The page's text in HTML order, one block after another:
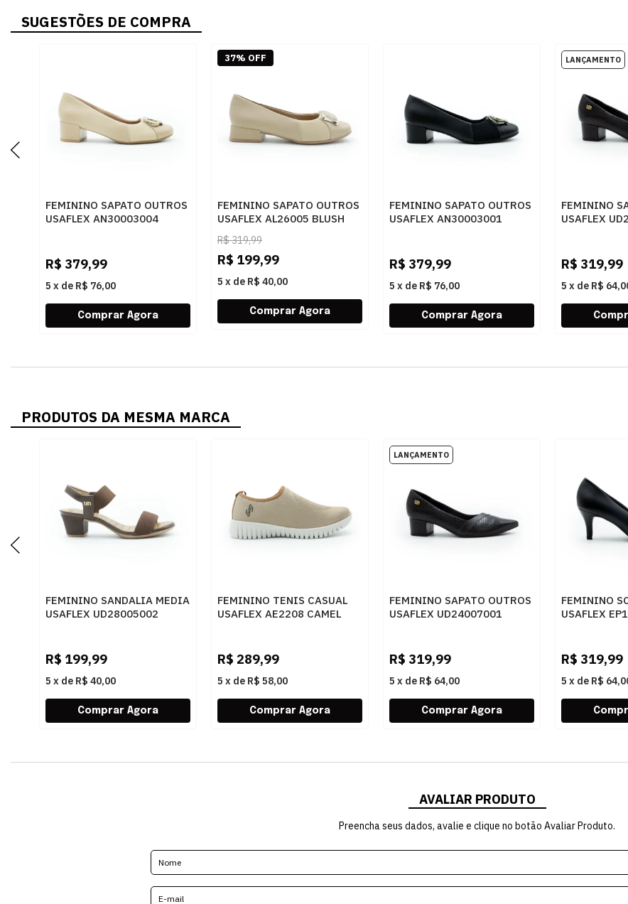
SUGESTÕES DE COMPRA
FEMININO SAPATO OUTROS
USAFLEX AN30003004
R$ 379,99
5 x de R$ 76,00
FEMININO SAPATO OUTROS
USAFLEX AL26005 BLUSH
R$319,99
R$ 199,99
5 x de R$ 40,00
37% OFF
FEMININO SAPATO OUTROS
USAFLEX AN30003001
R$ 379,99
5 x de R$ 76,00
FEMININO
USAFLEX
R$ 319,99
5 x de R$
PRODUTOS DA MESMA MARCA
FEMININO SANDALIA MEDIA
USAFLEX UD28005002
R$ 199,99
5 x de R$ 40,00
FEMININO TENIS CASUAL
USAFLEX AE2208 CAMEL
R$ 289,99
5 x de R$ 58,00
FEMININO SAPATO OUTROS
USAFLEX UD24007001
R$ 319,99
5 x de R$ 64,00
FEMININO
USAFLEX
R$ 319,99
5 x de R$
AVALIAR PRODUTO
Preencha seus dados, avalie e clique no botão Avaliar Produto.